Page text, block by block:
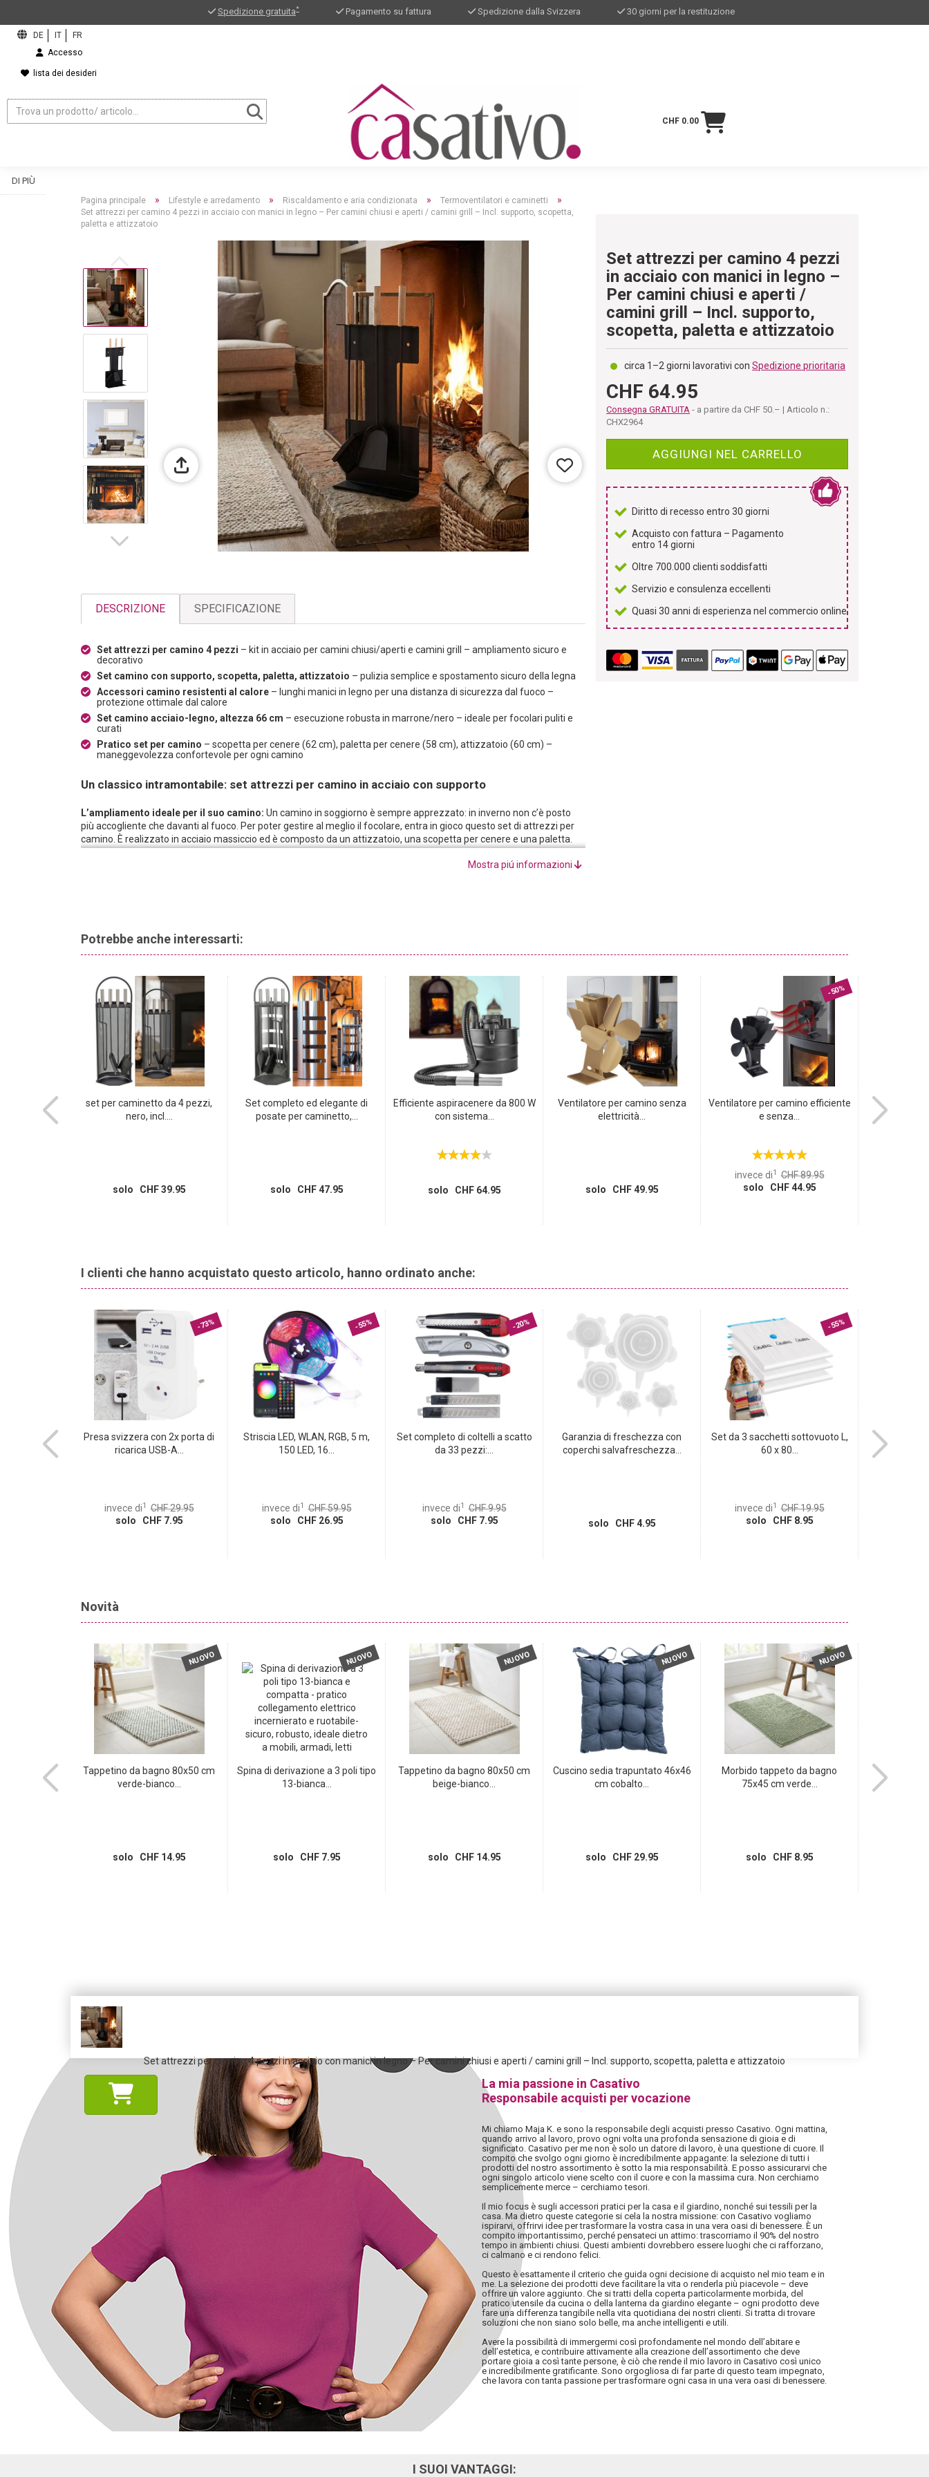
Spedizione gratuita* Pagamento su fattura Spedizione dalla Svizzera 30 giorni per la restituzione
Accesso
lista dei desideri
CHF 0.00
DI PIÙ
Pagina principale » Lifestyle e arredamento » Riscaldamento e aria condizionata » Termoventilatori e caminetti »
Set attrezzi per camino 4 pezzi in acciaio con manici in legno – Per camini chiusi e aperti / camini grill – Incl. supporto, scopetta,
paletta e attizzatoio
Set attrezzi per camino 4 pezzi
in acciaio con manici in legno –
Per camini chiusi e aperti /
camini grill – Incl. supporto,
scopetta, paletta e attizzatoio
circa 1–2 giorni lavorativi conSpedizione prioritaria
CHF 64.95
Consegna GRATUITA - a partire da CHF 50.– | Articolo n.:
CHX2964
AGGIUNGI NEL CARRELLO
Diritto di recesso entro 30 giorni
Acquisto con fattura – Pagamento
entro 14 giorni
Oltre 700.000 clienti soddisfatti
Servizio e consulenza eccellenti
Quasi 30 anni di esperienza nel commercio online
DESCRIZIONE SPECIFICAZIONE
Set attrezzi per camino 4 pezzi – kit in acciaio per camini chiusi/aperti e camini grill – ampliamento sicuro e
decorativo
Set camino con supporto, scopetta, paletta, attizzatoio – pulizia semplice e spostamento sicuro della legna
Accessori camino resistenti al calore – lunghi manici in legno per una distanza di sicurezza dal fuoco –
protezione ottimale dal calore
Set camino acciaio-legno, altezza 66 cm – esecuzione robusta in marrone/nero – ideale per focolari puliti e
curati
Pratico set per camino – scopetta per cenere (62 cm), paletta per cenere (58 cm), attizzatoio (60 cm) –
maneggevolezza confortevole per ogni camino
Un classico intramontabile: set attrezzi per camino in acciaio con supporto
L’ampliamento ideale per il suo camino: Un camino in soggiorno è sempre apprezzato: in inverno non c’è posto
più accogliente che davanti al fuoco. Per poter gestire al meglio il focolare, entra in gioco questo set di attrezzi per
camino. È realizzato in acciaio massiccio ed è composto da un attizzatoio, una scopetta per cenere e una paletta.
I manici extra lunghi del set camino garantiscono una distanza di sicurezza dal fuoco. Con
l’attizzatoio può spostare la legna in modo semplice e sicuro. E per mantenere sempre pulito il camino spento,
Mostra piú informazioni
Potrebbe anche interessarti:
bagno da 6
set per caminetto da 4 pezzi,
nero, incl....
solo CHF 39.95
Set completo ed elegante di
posate per caminetto,...
solo CHF 47.95
Efficiente aspiracenere da 800 W
con sistema...
solo CHF 64.95
Ventilatore per camino senza
elettricità...
solo CHF 49.95
-50%
Ventilatore per camino efficiente
e senza...
invece di1 CHF 89.95
solo CHF 44.95
Set di coltelli
I clienti che hanno acquistato questo articolo, hanno ordinato anche:
luce UV &
-73%
Presa svizzera con 2x porta di
ricarica USB-A...
invece di1 CHF 29.95
solo CHF 7.95
-55%
Striscia LED, WLAN, RGB, 5 m,
150 LED, 16...
invece di1 CHF 59.95
solo CHF 26.95
-20%
Set completo di coltelli a scatto
da 33 pezzi:...
invece di1 CHF 9.95
solo CHF 7.95
Garanzia di freschezza con
coperchi salvafreschezza...
solo CHF 4.95
-55%
Set da 3 sacchetti sottovuoto L,
60 x 80...
invece di1 CHF 19.95
solo CHF 8.95
Robusta
Novità
premium
NUOVO
Tappetino da bagno 80x50 cm
verde-bianco...
solo CHF 14.95
NUOVO
Spina di derivazione a 3 poli tipo
13-bianca...
solo CHF 7.95
NUOVO
Tappetino da bagno 80x50 cm
beige-bianco...
solo CHF 14.95
NUOVO
Cuscino sedia trapuntato 46x46
cm cobalto...
solo CHF 29.95
NUOVO
Morbido tappeto da bagno
75x45 cm verde...
solo CHF 8.95
Moderna
Set attrezzi per camino 4 pezzi in acciaio con manici in legno – Per camini chiusi e aperti / camini grill – Incl. supporto, scopetta, paletta e attizzatoio
La mia passione in Casativo
Responsabile acquisti per vocazione
Mi chiamo Maja K. e sono la responsabile degli acquisti presso Casativo. Ogni mattina,
quando arrivo al lavoro, provo ogni volta una profonda sensazione di gioia e di
significato. Casativo per me non è solo un datore di lavoro, è una questione di cuore. Il
compito che svolgo ogni giorno è incredibilmente appagante: la selezione di tutti i
prodotti del nostro assortimento è sotto la mia responsabilità. E posso assicurarvi che
ogni singolo articolo viene scelto con il cuore e con la massima cura. Non cerchiamo
semplicemente merce – cerchiamo tesori.
Il mio focus è sugli accessori pratici per la casa e il giardino, nonché sui tessili per la
casa. Ma dietro queste categorie si cela la nostra missione: con Casativo vogliamo
ispirarvi, offrirvi idee per trasformare la vostra casa in una vera oasi di benessere. È un
compito importantissimo, perché pensateci un attimo: trascorriamo il 90% del nostro
tempo in ambienti chiusi. Questi ambienti dovrebbero essere luoghi che ci rafforzano,
ci calmano e ci rendono felici.
Questo è esattamente il criterio che guida ogni decisione di acquisto nel mio team e in
me. La selezione dei prodotti deve facilitare la vita o renderla più piacevole – deve
offrire un valore aggiunto. Che si tratti della coperta particolarmente morbida, del
pratico utensile da cucina o della lanterna da giardino elegante – ogni prodotto deve
fare una differenza tangibile nella vita quotidiana dei nostri clienti. Si tratta di trovare
soluzioni che non siano solo belle, ma anche intelligenti e utili.
Avere la possibilità di immergermi così profondamente nel mondo dell’abitare e
dell’estetica, e contribuire attivamente alla creazione dell’assortimento che deve
portare gioia a così tante persone, è ciò che rende il mio lavoro in Casativo così unico
e incredibilmente gratificante. Sono orgogliosa di far parte di questo team impegnato,
che lavora con tanta passione per trasformare ogni casa in una vera oasi di benessere.
I SUOI VANTAGGI: